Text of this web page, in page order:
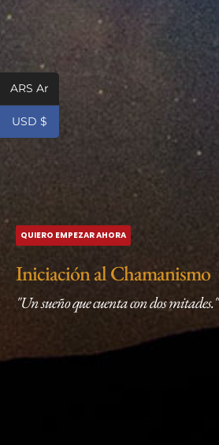
QUIERO EMPEZAR AHORA
Iniciación al Chamanismo
"Un sueño que cuenta con dos mitades."
ARS Ar
USD $